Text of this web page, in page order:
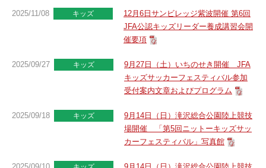
2025/11/08 キッズ
12月6日サンビレッジ紫波開催 第6回
JFA公認キッズリーダー養成講習会開
催要項
2025/09/27 キッズ
9月27日（土）いちのせき開催 JFA
キッズサッカーフェスティバル参加
受付案内文章およびプログラム
2025/09/18 キッズ
9月14日（日）滝沢総合公園陸上競技
場開催 「第5回ニットーキッズサッ
カーフェスティバル」写真館